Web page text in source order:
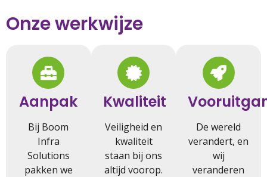
Onze werkwijze
Aanpak
Bij Boom
Infra
Solutions
pakken we
Kwaliteit
Veiligheid en
kwaliteit
staan bij ons
altijd voorop.
De wereld
verandert, en
wij
veranderen